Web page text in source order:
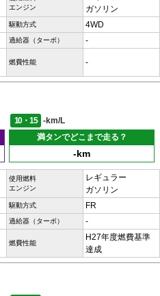
エンジン
ガソリン
駆動方式 4WD
過給器（ターボ） -
燃費性能 -
10・15
-km/L
満タンでどこまで走る？
-km
使用燃料
エンジン
レギュラー
ガソリン
駆動方式 FR
過給器（ターボ） -
燃費性能
H27年度燃費基準
達成